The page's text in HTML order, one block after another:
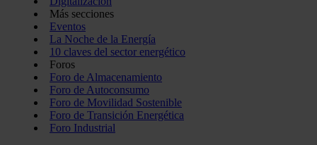
Más secciones
Eventos
La Noche de la Energía
10 claves del sector energético
Foros
Foro de Almacenamiento
Foro de Autoconsumo
Foro de Movilidad Sostenible
Foro de Transición Energética
Foro Industrial